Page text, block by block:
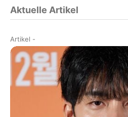
Aktuelle Artikel
Artikel -